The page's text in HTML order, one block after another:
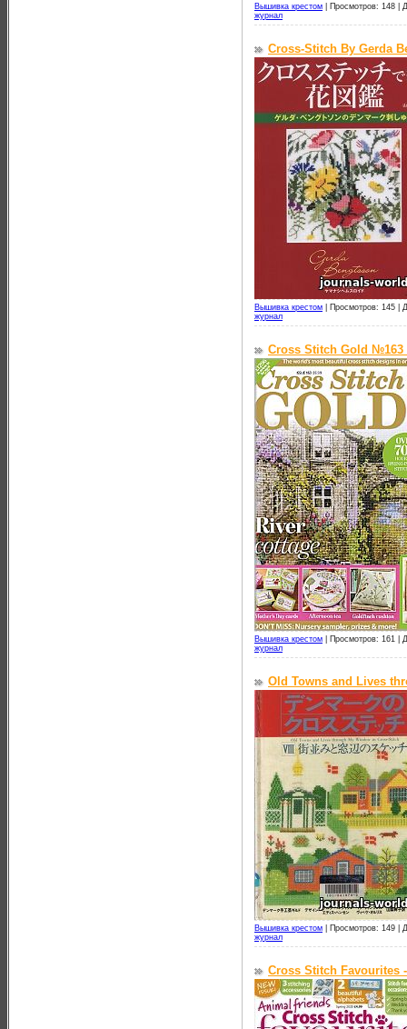
Вышивка крестом Просмотров: 148 |
журнал
Cross-Stitch By Gerda
Вышивка крестом Просмотров: 145 |
журнал
Cross Stitch Gold №163
Вышивка крестом Просмотров: 161 |
журнал
Old Towns and Lives
Вышивка крестом Просмотров: 149 |
журнал
Cross Stitch Favourites